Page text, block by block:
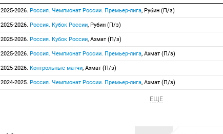
2025-2026. Россия. Чемпионат России. Премьер-лига, Рубин (П/з)
2025-2026. Россия. Кубок России, Рубин (П/з)
2025-2026. Россия. Кубок России, Ахмат (П/з)
2025-2026. Россия. Чемпионат России. Премьер-лига, Ахмат (П/з)
2025-2026. Контрольные матчи, Ахмат (П/з)
2024-2025. Россия. Чемпионат России. Премьер-лига, Ахмат (П/з)
ЕЩЕ